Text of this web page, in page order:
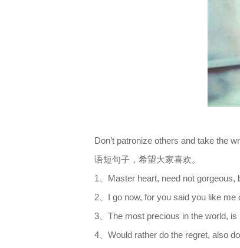
Don’t patronize others and take the
语短句子，希望大家喜欢。
1、Master heart, need not
2、I go now, for you said you like
3、The most precious in the world,
4、Would rather do the regret, also